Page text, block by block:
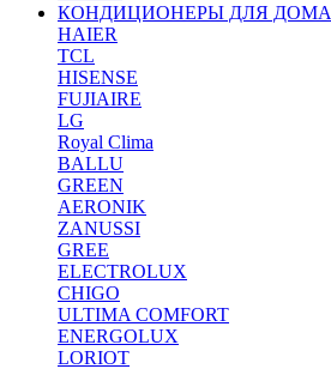
КОНДИЦИОНЕРЫ ДЛЯ ДОМА
HAIER
TCL
HISENSE
FUJIAIRE
LG
Royal Clima
BALLU
GREEN
AERONIK
ZANUSSI
GREE
ELECTROLUX
CHIGO
ULTIMA COMFORT
ENERGOLUX
LORIOT